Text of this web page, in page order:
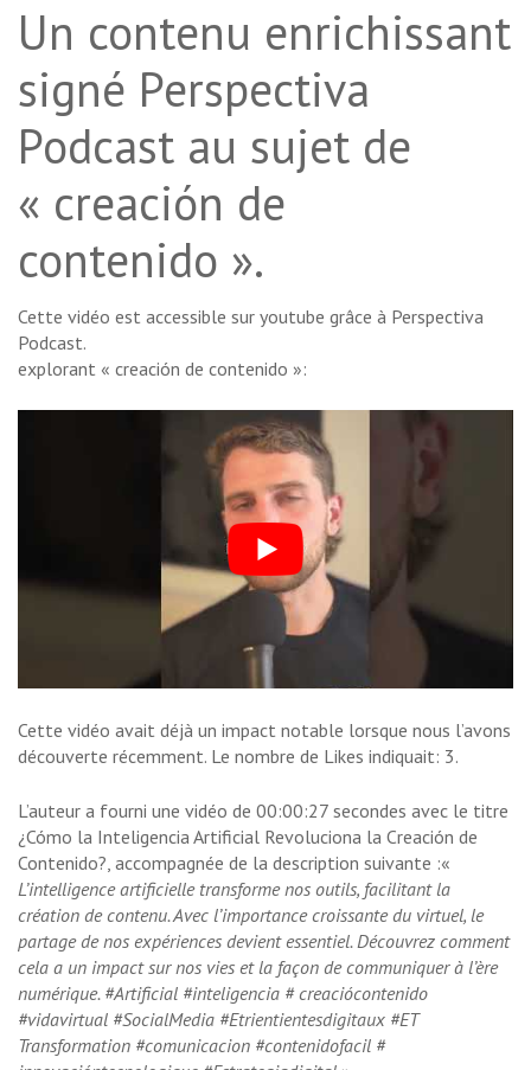
Un contenu enrichissant
signé Perspectiva
Podcast au sujet de
« creación de
contenido ».
Cette vidéo est accessible sur youtube grâce à Perspectiva
Podcast.
explorant « creación de contenido »:
Cette vidéo avait déjà un impact notable lorsque nous l’avons
découverte récemment. Le nombre de Likes indiquait: 3.
L’auteur a fourni une vidéo de 00:00:27 secondes avec le titre
¿Cómo la Inteligencia Artificial Revoluciona la Creación de
Contenido?, accompagnée de la description suivante :«
L’intelligence artificielle transforme nos outils, facilitant la
création de contenu. Avec l’importance croissante du virtuel, le
partage de nos expériences devient essentiel. Découvrez comment
cela a un impact sur nos vies et la façon de communiquer à l’ère
numérique. #Artificial #inteligencia # creaciócontenido
#vidavirtual #SocialMedia #Etrientientesdigitaux #ET
Transformation #comunicacion #contenidofacil #